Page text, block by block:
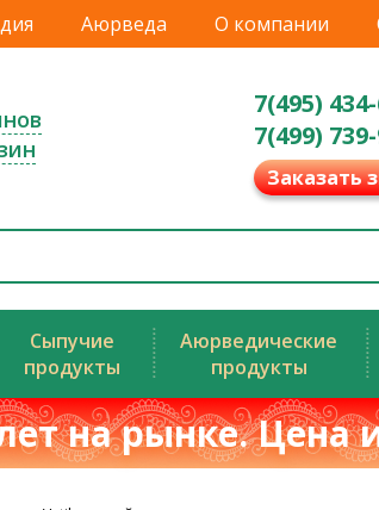
Аюрведа О компании
7(495)
7(499)
Заказать
Сыпучие
продукты
Аюрведические
продукты
на рынке. Цена